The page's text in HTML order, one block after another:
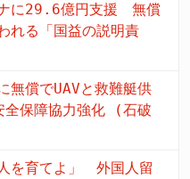
に29.6億円支援 無償
れる「国益の説明責
無償でUAVと救難艇供
保障協力強化 (石破
を育てよ」 外国人留